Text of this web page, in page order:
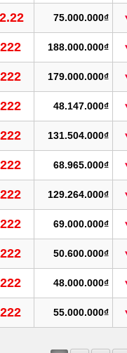
75.000.000₫
188.000.000₫
179.000.000₫
48.147.000₫
131.504.000₫
68.965.000₫
129.264.000₫
69.000.000₫
50.600.000₫
48.000.000₫
55.000.000₫